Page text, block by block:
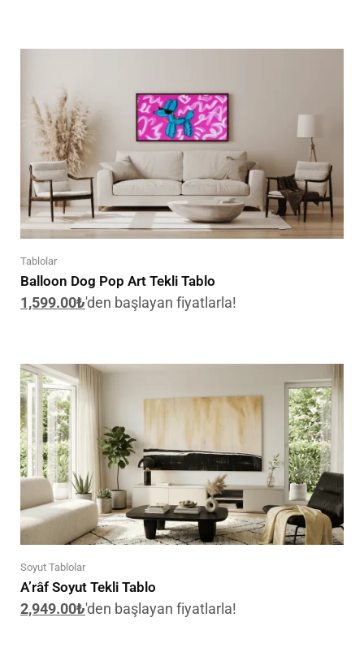
Tablolar
Balloon Dog Pop Art Tekli Tablo
1,599.00₺'den başlayan fiyatlarla!
Soyut Tablolar
A’râf Soyut Tekli Tablo
2,949.00₺'den başlayan fiyatlarla!